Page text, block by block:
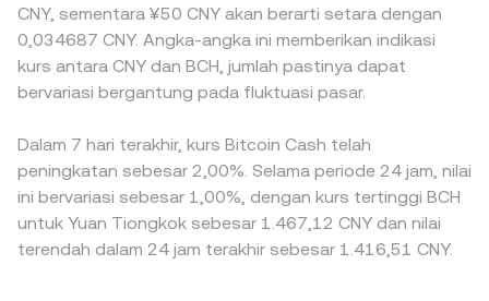
CNY, sementara ¥50 CNY akan berarti setara dengan
0,034687 CNY. Angka-angka ini memberikan indikasi
kurs antara CNY dan BCH, jumlah pastinya dapat
bervariasi bergantung pada fluktuasi pasar.
Dalam 7 hari terakhir, kurs Bitcoin Cash telah
peningkatan sebesar 2,00%. Selama periode 24 jam, nilai
ini bervariasi sebesar 1,00%, dengan kurs tertinggi BCH
untuk Yuan Tiongkok sebesar 1.467,12 CNY dan nilai
terendah dalam 24 jam terakhir sebesar 1.416,51 CNY.